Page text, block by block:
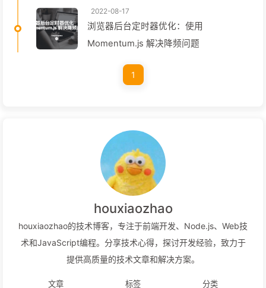
2022-08-17
浏览器后台定时器优化：使用
Momentum.js 解决降频问题
1
houxiaozhao
houxiaozhao的技术博客，专注于前端开发、Node.js、Web技
术和JavaScript编程。分享技术心得，探讨开发经验，致力于
提供高质量的技术文章和解决方案。
文章 标签 分类